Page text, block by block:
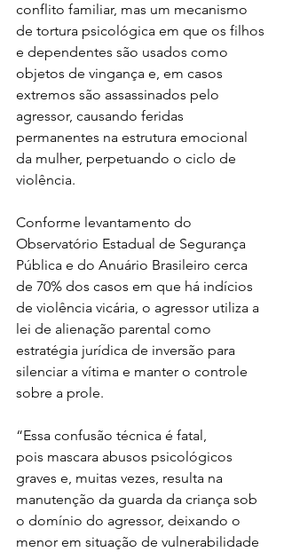
conflito familiar, mas um mecanismo
de tortura psicológica em que os filhos
e dependentes são usados como
objetos de vingança e, em casos
extremos são assassinados pelo
agressor, causando feridas
permanentes na estrutura emocional
da mulher, perpetuando o ciclo de
violência.
Conforme levantamento do
Observatório Estadual de Segurança
Pública e do Anuário Brasileiro cerca
de 70% dos casos em que há indícios
de violência vicária, o agressor utiliza a
lei de alienação parental como
estratégia jurídica de inversão para
silenciar a vítima e manter o controle
sobre a prole.
“Essa confusão técnica é fatal,
pois mascara abusos psicológicos
graves e, muitas vezes, resulta na
manutenção da guarda da criança sob
o domínio do agressor, deixando o
menor em situação de vulnerabilidade